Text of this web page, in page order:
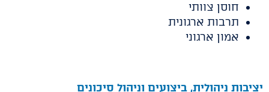
חוסן צוותי
תרבות ארגונית
אמון ארגוני
יציבות ניהולית, ביצועים וניהול סיכונים